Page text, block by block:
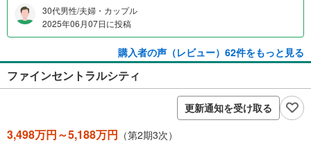
30代男性/夫婦・カップル
2025年06月07日に投稿
購入者の声（レビュー）62件をもっと見る
ファインセントラルシティ
更新通知を受け取る
3,498万円～5,188万円 （第2期3次）